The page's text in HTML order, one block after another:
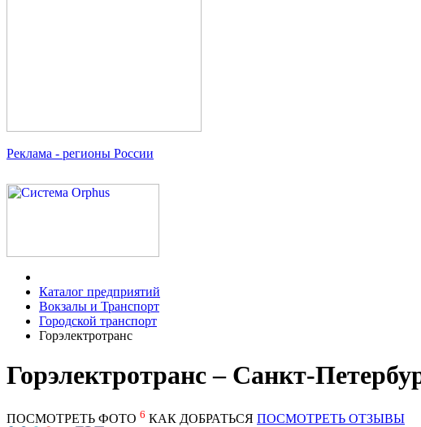
Реклама - регионы России
Каталог предприятий
Вокзалы и Транспорт
Городской транспорт
Горэлектротранс
Горэлектротранс – Санкт-
ПОСМОТРЕТЬ ФОТО 6 КАК ДОБРАТЬСЯ ПОСМОТРЕТЬ ОТЗЫВЫ